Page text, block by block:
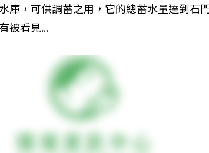
庫，可供調蓄之用，它的總蓄水量達到石
被看見...